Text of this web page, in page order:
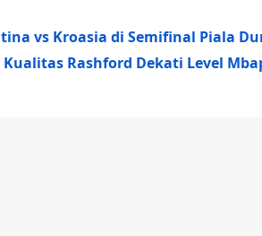
vs Kroasia di Semifinal Piala
Kualitas Rashford Dekati Level